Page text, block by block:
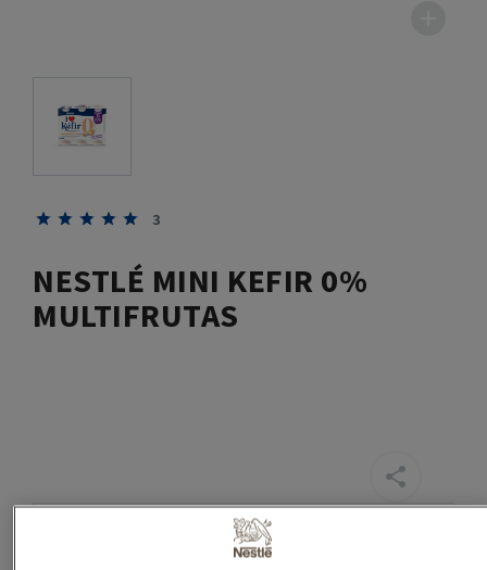
3
NESTLÉ MINI KEFIR 0%
MULTIFRUTAS